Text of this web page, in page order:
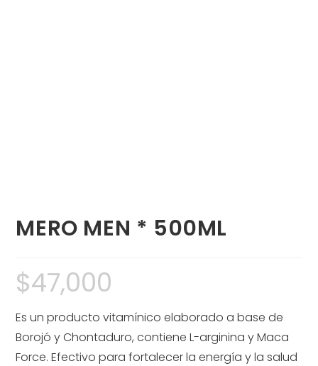
MERO MEN * 500ML
$47,000
Es un producto vitamínico elaborado a base de
Borojó y Chontaduro, contiene L-arginina y Maca
Force. Efectivo para fortalecer la energía y la salud